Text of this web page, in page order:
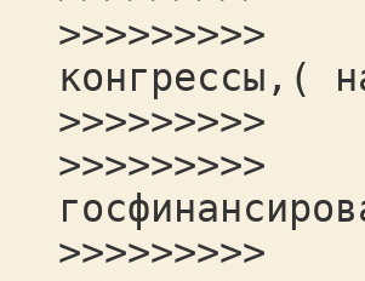
>>>>>>>>>
конгрессы,(
>>>>>>>>>
>>>>>>>>>
>>>>>>>>>